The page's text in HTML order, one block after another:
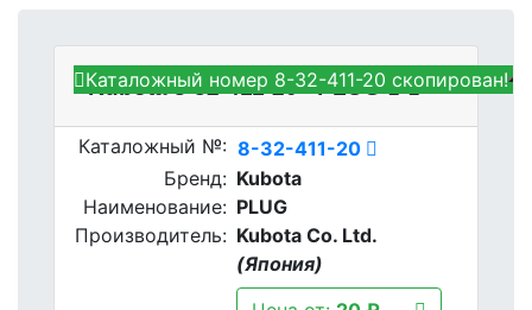
Kubota 8-32-411-20 - PLUG
Каталожный №: 8-32-411-20
Бренд: Kubota
Наименование: PLUG
Производитель: Kubota Co. Ltd.
(Япония)
Каталожный номер 8-32-411-20 скопирован!